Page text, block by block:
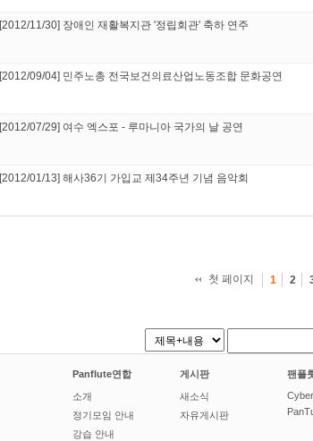
[2012/11/30] 장애인 재활복지관 '정립회관' 축하 연주
[2012/09/04] 민주노총 전국보건의료산업노동조합 문화공연
[2012/07/29] 여수 엑스포 - 루마니아 국가의 날 공연
[2012/01/13] 해사36기 가입교 제34주년 기념 음악회
첫 페이지 1 2
Panflute연합
소개
정기모임 안내
강습 안내
게시판
새소식
자유게시판
팬플